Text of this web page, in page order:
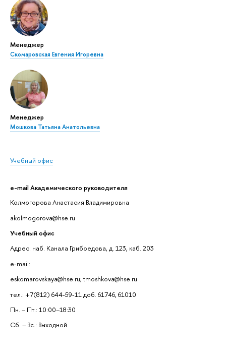
Менеджер
Скомаровская Евгения Игоревна
Менеджер
Мошкова Татьяна Анатольевна
Учебный офис
e-mail Академического руководителя
Колмогорова Анастасия Владимировна
akolmogorova@hse.ru
Учебный офис
Адрес: наб. Канала Грибоедова, д. 123, каб. 203
e-mail:
eskomarovskaya@hse.ru; tmoshkova@hse.ru
тел.: +7(812) 644-59-11 доб. 61746, 61010
Пн. – Пт.: 10:00–18:30
Сб. – Вс.: Выходной